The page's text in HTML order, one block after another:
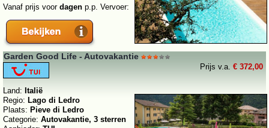
Vanaf prijs voor dagen p.p. Vervoer:
Garden Good Life - Autovakantie
Prijs v.a. € 372,00
Land: Italië
Regio: Lago di Ledro
Plaats: Pieve di Ledro
Categorie: Autovakantie, 3 sterren